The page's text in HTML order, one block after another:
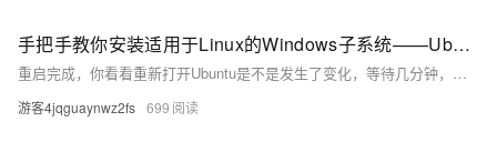
手把手教你安装适用于Linux的Windows子系统——Ubuntu
重启完成，你看看重新打开Ubuntu是不是发生了变化，等待几分钟，系统配置完成，根据提示设置用户名和密码即可
游客4jqguaynwz2fs 699